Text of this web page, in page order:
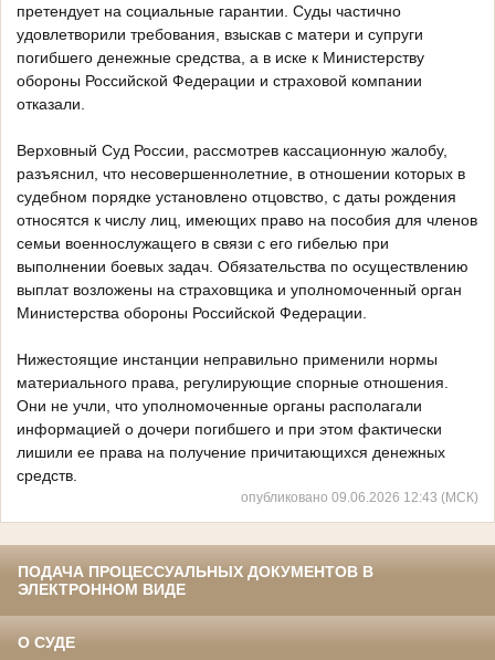
претендует на социальные гарантии. Суды частично
удовлетворили требования, взыскав с матери и супруги
погибшего денежные средства, а в иске к Министерству
обороны Российской Федерации и страховой компании
отказали.
Верховный Суд России, рассмотрев кассационную жалобу,
разъяснил, что несовершеннолетние, в отношении которых в
судебном порядке установлено отцовство, с даты рождения
относятся к числу лиц, имеющих право на пособия для членов
семьи военнослужащего в связи с его гибелью при
выполнении боевых задач. Обязательства по осуществлению
выплат возложены на страховщика и уполномоченный орган
Министерства обороны Российской Федерации.
Нижестоящие инстанции неправильно применили нормы
материального права, регулирующие спорные отношения.
Они не учли, что уполномоченные органы располагали
информацией о дочери погибшего и при этом фактически
лишили ее права на получение причитающихся денежных
средств.
опубликовано 09.06.2026 12:43 (МСК)
ПОДАЧА ПРОЦЕССУАЛЬНЫХ ДОКУМЕНТОВ В
ЭЛЕКТРОННОМ ВИДЕ
О СУДЕ